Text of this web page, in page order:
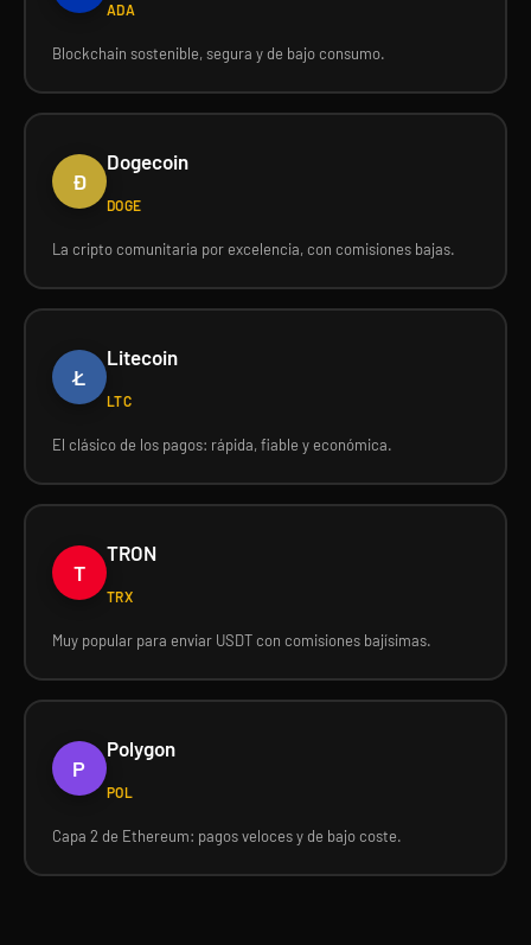
ADA
Blockchain sostenible, segura y de bajo consumo.
Ð
Dogecoin
DOGE
La cripto comunitaria por excelencia, con comisiones bajas.
Ł
Litecoin
LTC
El clásico de los pagos: rápida, fiable y económica.
T
TRON
TRX
Muy popular para enviar USDT con comisiones bajísimas.
P
Polygon
POL
Capa 2 de Ethereum: pagos veloces y de bajo coste.